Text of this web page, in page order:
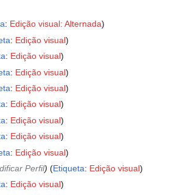
: Edição visual: Alternada
: Edição visual
: Edição visual
: Edição visual
: Edição visual
: Edição visual
: Edição visual
: Edição visual
: Edição visual
Perfil Etiqueta: Edição visual
: Edição visual